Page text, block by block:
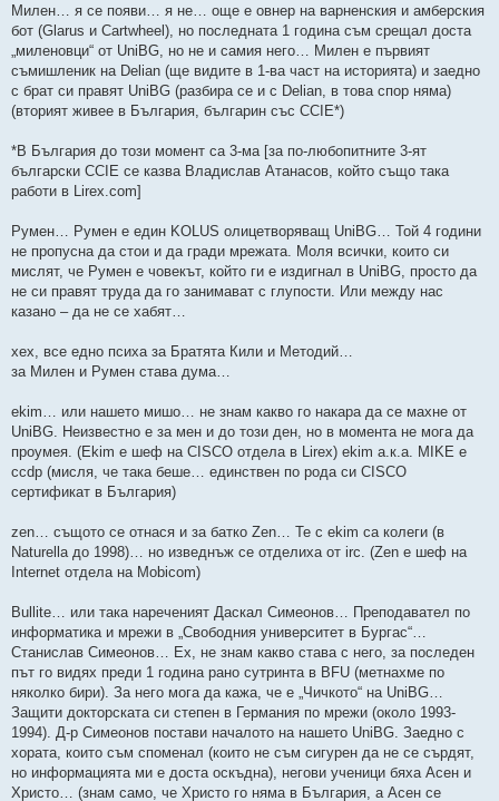
Милен… я се появи… я не… още е овнер на варненския и амберския
бот (Glarus и Cartwheel), но последната 1 година съм срещал доста
„миленовци“ от UniBG, но не и самия него… Милен е първият
съмишленик на Delian (ще видите в 1-ва част на историята) и заедно
с брат си правят UniBG (разбира се и с Delian, в това спор няма)
(вторият живее в България, българин със CCIE*)
*В България до този момент са 3-ма [за по-любопитните 3-ят
български CCIE се казва Владислав Атанасов, който също така
работи в Lirex.com]
Румен… Румен е един KOLUS олицетворяващ UniBG… Той 4 години
не пропусна да стои и да гради мрежата. Моля всички, които си
мислят, че Румен е човекът, който ги е издигнал в UniBG, просто да
не си правят труда да го занимават с глупости. Или между нас
казано – да не се хабят…
хех, все едно психа за Братята Кили и Методий…
за Милен и Румен става дума…
ekim… или нашето мишо… не знам какво го накара да се махне от
UniBG. Неизвестно е за мен и до този ден, но в момента не мога да
проумея. (Ekim е шеф на CISCO отдела в Lirex) ekim а.к.а. MIKE е
ccdp (мисля, че така беше… единствен по рода си CISCO
сертификат в България)
zen… същото се отнася и за батко Zen… Те с ekim са колеги (в
Naturella до 1998)… но изведнъж се отделиха от irc. (Zen е шеф на
Internet отдела на Mobicom)
Bullite… или така нареченият Даскал Симеонов… Преподавател по
информатика и мрежи в „Свободния университет в Бургас“…
Станислав Симеонов… Ех, не знам какво става с него, за последен
път го видях преди 1 година рано сутринта в BFU (метнахме по
няколко бири). За него мога да кажа, че е „Чичкото“ на UniBG…
Защити докторската си степен в Германия по мрежи (около 1993-
1994). Д-р Симеонов постави началото на нашето UniBG. Заедно с
хората, които съм споменал (които не съм сигурен да не се сърдят,
но информацията ми е доста оскъдна), негови ученици бяха Асен и
Христо… (знам само, че Христо го няма в България, а Асен се